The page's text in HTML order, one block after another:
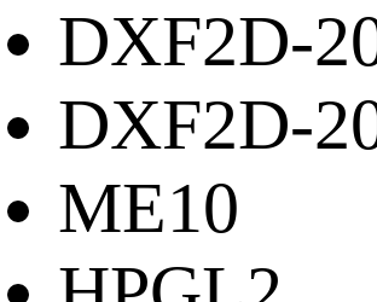
DXF2D-
DXF2D-
ME10